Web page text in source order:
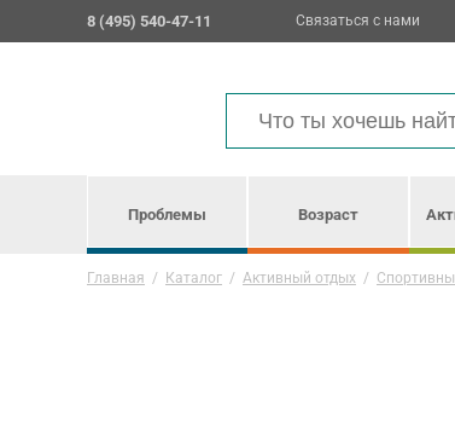
8 (495) 540-47-11 Связаться с нами
Проблемы Возраст
Главная / Каталог / Активный отдых /